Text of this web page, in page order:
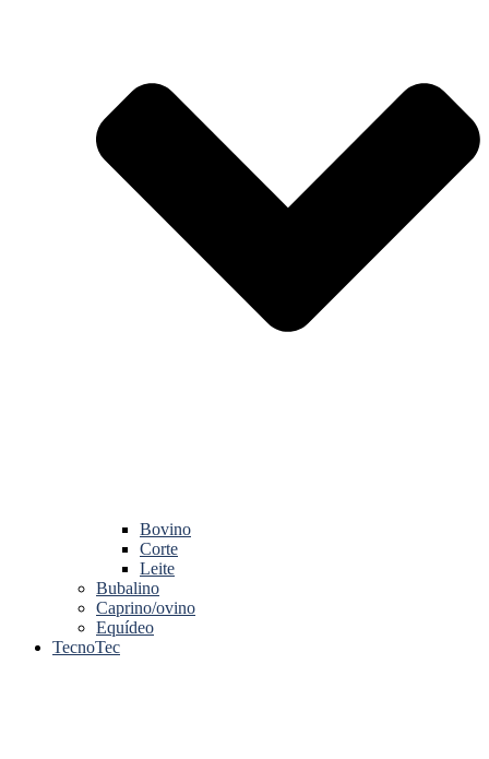
Bovino
Corte
Leite
Bubalino
Caprino/ovino
Equídeo
TecnoTec